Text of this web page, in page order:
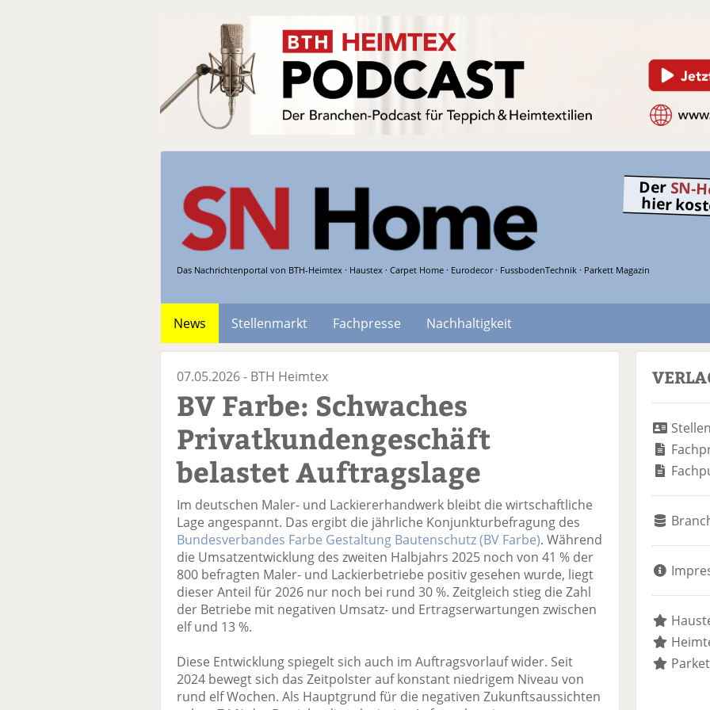
Das Nachrichtenportal von BTH-Heimtex · Haustex · Carpet Home · Eurodecor · FussbodenTechnik · Parkett Magazin
Der SN-
hier
News Stellenmarkt Fachpresse
Nachhaltigkeit
07.05.2026 - BTH Heimtex
BV Farbe: Schwaches
Privatkundengeschäft
belastet Auftragslage
Im deutschen Maler- und Lackiererhandwerk bleibt die wirtschaftliche
Lage angespannt. Das ergibt die jährliche Konjunkturbefragung des
Bundesverbandes Farbe Gestaltung Bautenschutz (BV Farbe). Während
die Umsatzentwicklung des zweiten Halbjahrs 2025 noch von 41 % der
800 befragten Maler- und Lackierbetriebe positiv gesehen wurde, liegt
dieser Anteil für 2026 nur noch bei rund 30 %. Zeitgleich stieg die Zahl
der Betriebe mit negativen Umsatz- und Ertragserwartungen zwischen
elf und 13 %.
Diese Entwicklung spiegelt sich auch im Auftragsvorlauf wider. Seit
2024 bewegt sich das Zeitpolster auf konstant niedrigem Niveau von
rund elf Wochen. Als Hauptgrund für die negativen Zukunftsaussichten